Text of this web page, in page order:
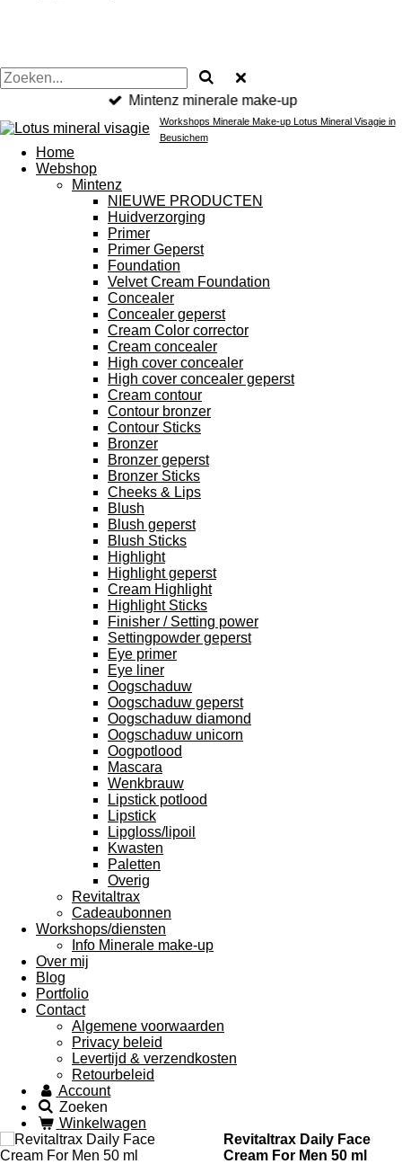
Mintenz minerale make-up
Workshops Minerale Make-up Lotus Mineral Visagie in
Beusichem
Home
Webshop
Mintenz
NIEUWE PRODUCTEN
Huidverzorging
Primer
Primer Geperst
Foundation
Velvet Cream Foundation
Concealer
Concealer geperst
Cream Color corrector
Cream concealer
High cover concealer
High cover concealer geperst
Cream contour
Contour bronzer
Contour Sticks
Bronzer
Bronzer geperst
Bronzer Sticks
Cheeks & Lips
Blush
Blush geperst
Blush Sticks
Highlight
Highlight geperst
Cream Highlight
Highlight Sticks
Finisher / Setting power
Settingpowder geperst
Eye primer
Eye liner
Oogschaduw
Oogschaduw geperst
Oogschaduw diamond
Oogschaduw unicorn
Oogpotlood
Mascara
Wenkbrauw
Lipstick potlood
Lipstick
Lipgloss/lipoil
Kwasten
Paletten
Overig
Revitaltrax
Cadeaubonnen
Workshops/diensten
Info Minerale make-up
Over mij
Blog
Portfolio
Contact
Algemene voorwaarden
Privacy beleid
Levertijd & verzendkosten
Retourbeleid
Account
Zoeken
Winkelwagen
Revitaltrax Daily Face
Cream For Men 50 ml